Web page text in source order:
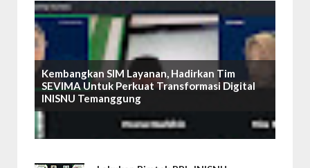
Kembangkan SIM Layanan, Hadirkan Tim
SEVIMA Untuk Perkuat Transformasi Digital
INISNU Temanggung